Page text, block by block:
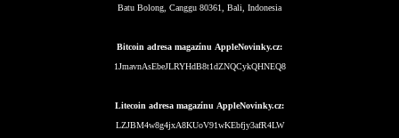
Batu Bolong, Canggu 80361, Bali, Indonesia
Bitcoin adresa magazínu AppleNovinky.cz:
1JmavnAsEbeJLRYHdB8t1dZNQCykQHNEQ8
Litecoin adresa magazínu AppleNovinky.cz:
LZJBM4w8g4jxA8KUoV91wKEbfjy3afR4LW